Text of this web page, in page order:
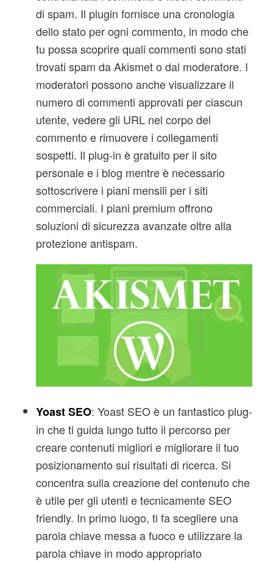
di spam. Il plugin fornisce una cronologia
dello stato per ogni commento, in modo che
tu possa scoprire quali commenti sono stati
trovati spam da Akismet o dal moderatore. I
moderatori possono anche visualizzare il
numero di commenti approvati per ciascun
utente, vedere gli URL nel corpo del
commento e rimuovere i collegamenti
sospetti. Il plug-in è gratuito per il sito
personale e i blog mentre è necessario
sottoscrivere i piani mensili per i siti
commerciali. I piani premium offrono
soluzioni di sicurezza avanzate oltre alla
protezione antispam.
Yoast SEO: Yoast SEO è un fantastico plug-
in che ti guida lungo tutto il percorso per
creare contenuti migliori e migliorare il tuo
posizionamento sui risultati di ricerca. Si
concentra sulla creazione del contenuto che
è utile per gli utenti e tecnicamente SEO
friendly. In primo luogo, ti fa scegliere una
parola chiave messa a fuoco e utilizzare la
parola chiave in modo appropriato